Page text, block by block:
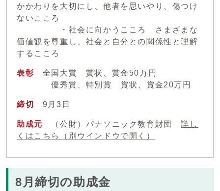
かかわりを大切にし、他者を思いやり、傷つけ
ないこころ
・社会に向かうこころ さまざまな
価値観を尊重し、社会と自分との関係性と理解
するこころ
表彰 全国大賞 賞状、賞金50万円
優秀賞、特別賞 賞状、賞金20万円
締切 9月3日
助成元 （公財）パナソニック教育財団詳し
くはこちら
（別ウインドウで開く）
8月締切の助成金